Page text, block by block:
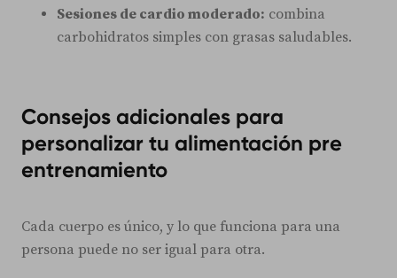
Sesiones de cardio moderado: combina
carbohidratos simples con grasas saludables.
Consejos adicionales para
personalizar tu alimentación pre
entrenamiento
Cada cuerpo es único, y lo que funciona para una
persona puede no ser igual para otra.